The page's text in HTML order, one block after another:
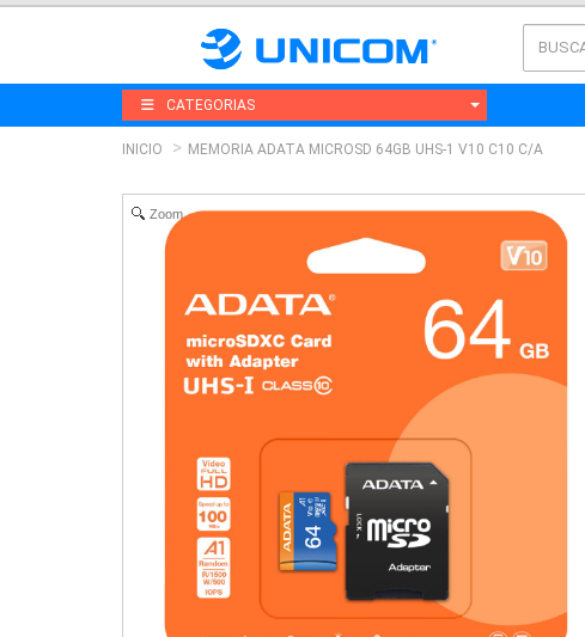
CATEGORIAS
INICIO MEMORIA ADATA MICROSD 64GB UHS-1 V10 C10 C/A
Zoom